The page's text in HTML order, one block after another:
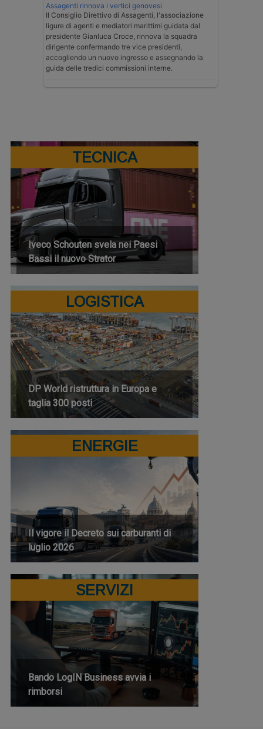
Assagenti rinnova i vertici genovesi
Il Consiglio Direttivo di Assagenti, l'associazione
ligure di agenti e mediatori marittimi guidata dal
presidente Gianluca Croce, rinnova la squadra
dirigente confermando tre vice presidenti,
accogliendo un nuovo ingresso e assegnando la
guida delle tredici commissioni interne.
TECNICA
Iveco Schouten svela nei Paesi
Bassi il nuovo Strator
LOGISTICA
DP World ristruttura in Europa e
taglia 300 posti
ENERGIE
Il vigore il Decreto sui carburanti di
luglio 2026
SERVIZI
Bando LogIN Business avvia i
rimborsi